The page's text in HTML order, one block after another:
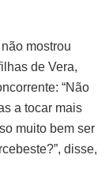
mostrou
de Vera,
“Não
a tocar mais
muito bem ser
disse,